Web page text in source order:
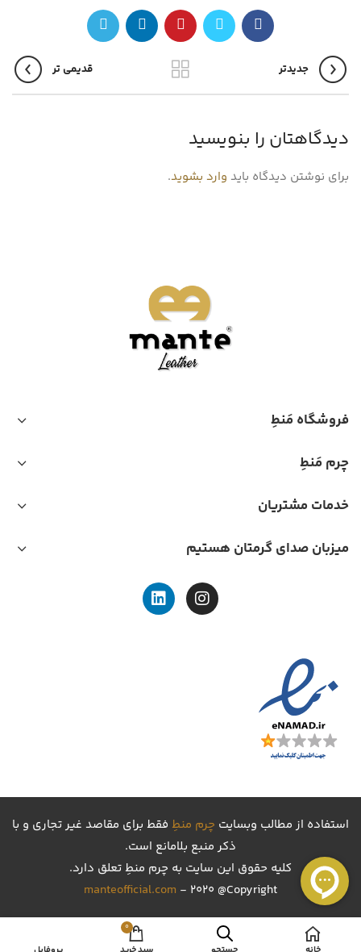
جدیدتر قدیمی تر
دیدگاهتان را بنویسید
برای نوشتن دیدگاه باید وارد بشوید.
فروشگاه مَنطِ
چرم مَنطِ
خدمات مشتریان
میزبان صدای گرمتان هستیم
استفاده از مطالب وبسایت چرم منطِ فقط برای مقاصد غیر تجاری و با
ذکر منبع بلامانع است.
کليه حقوق اين سايت به چرم منطِ تعلق دارد.
manteofficial.com - 2020 @Copyright
0